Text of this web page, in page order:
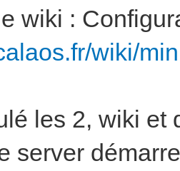
wiki :
wiki/
les 2, wiki et
server